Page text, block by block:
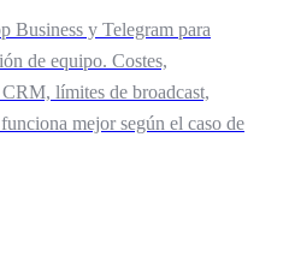
Business y Telegram para
de equipo. Costes,
límites de broadcast,
mejor según el caso de